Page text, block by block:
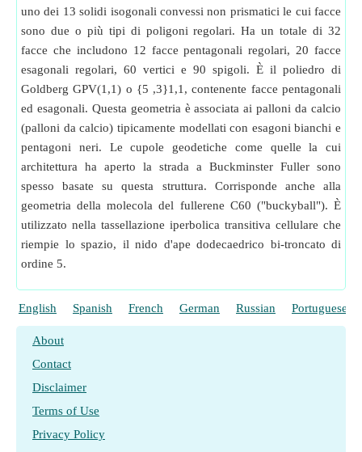
uno dei 13 solidi isogonali convessi non prismatici le cui facce
sono due o più tipi di poligoni regolari. Ha un totale di 32
facce che includono 12 facce pentagonali regolari, 20 facce
esagonali regolari, 60 vertici e 90 spigoli. È il poliedro di
Goldberg GPV(1,1) o {5 ,3}1,1, contenente facce pentagonali
ed esagonali. Questa geometria è associata ai palloni da calcio
(palloni da calcio) tipicamente modellati con esagoni bianchi e
pentagoni neri. Le cupole geodetiche come quelle la cui
architettura ha aperto la strada a Buckminster Fuller sono
spesso basate su questa struttura. Corrisponde anche alla
geometria della molecola del fullerene C60 ("buckyball"). È
utilizzato nella tassellazione iperbolica transitiva cellulare che
riempie lo spazio, il nido d'ape dodecaedrico bi-troncato di
ordine 5.
English Spanish French German Russian Portuguese
About
Contact
Disclaimer
Terms of Use
Privacy Policy